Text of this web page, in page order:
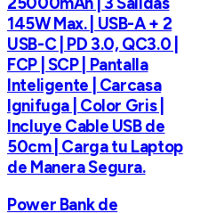
145W Max. | USB-A + 2
USB-C | PD 3.0, QC3.0 |
FCP | SCP | Pantalla
Inteligente | Carcasa
Ignifuga | Color Gris |
Incluye Cable USB de
50cm | Carga tu Laptop
de Manera Segura.
Power Bank de